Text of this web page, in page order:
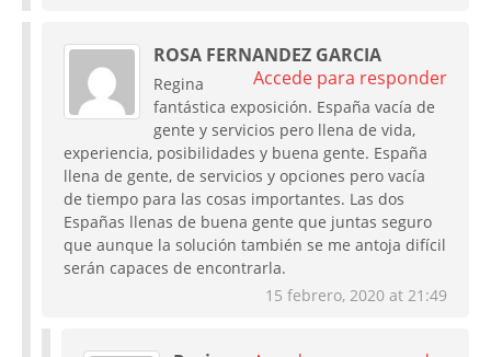
ROSA FERNANDEZ GARCIA
Accede para responder
Regina
fantástica exposición. España vacía de
gente y servicios pero llena de vida,
experiencia, posibilidades y buena gente. España
llena de gente, de servicios y opciones pero vacía
de tiempo para las cosas importantes. Las dos
Españas llenas de buena gente que juntas seguro
que aunque la solución también se me antoja difícil
serán capaces de encontrarla.
15 febrero, 2020 at 21:49